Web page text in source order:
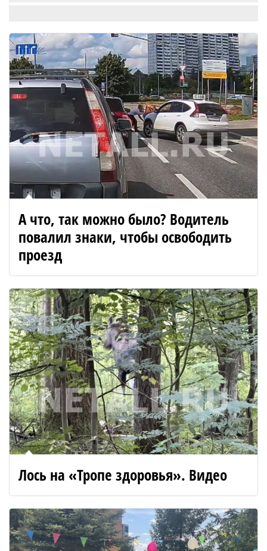
А что, так можно было? Водитель
повалил знаки, чтобы освободить
проезд
Лось на «Тропе здоровья». Видео